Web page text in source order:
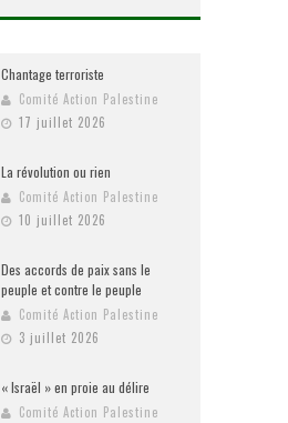
Chantage terroriste
Comité Action Palestine
17 juillet 2026
La révolution ou rien
Comité Action Palestine
10 juillet 2026
Des accords de paix sans le
peuple et contre le peuple
Comité Action Palestine
3 juillet 2026
« Israël » en proie au délire
Comité Action Palestine